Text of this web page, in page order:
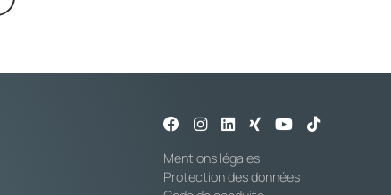
Mentions légales
Protection des données